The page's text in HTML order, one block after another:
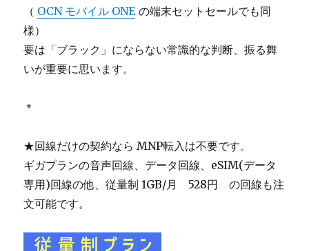
（ OCN モバイル ONE の端末セットセールでも同
様）
要は「ブラック」にならない常識的な判断、振る舞
いが重要に思います。
＊
★回線だけの契約なら MNP転入は不要です。
ギガプランの音声回線、データ回線、eSIM(データ
専用)回線の他、従量制 1GB/月 528円 の回線も注
文可能です。